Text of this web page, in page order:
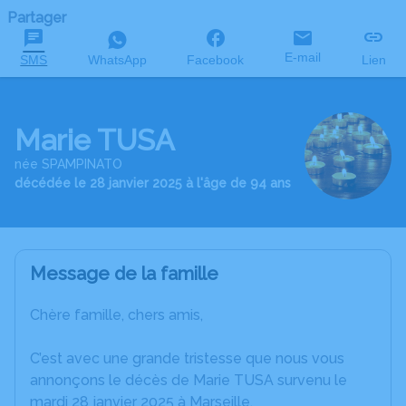
Partager
SMS WhatsApp Facebook E-mail Lien
Marie TUSA
née SPAMPINATO
décédée le 28 janvier 2025 à l'âge de 94 ans
Message de la famille
Chère famille, chers amis,
C’est avec une grande tristesse que nous vous
annonçons le décès de Marie TUSA survenu le
mardi 28 janvier 2025 à Marseille.